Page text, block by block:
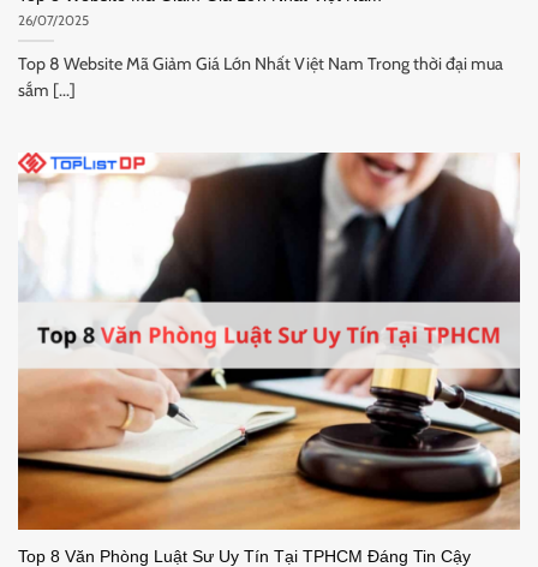
26/07/2025
Top 8 Website Mã Giảm Giá Lớn Nhất Việt Nam Trong thời đại mua
sắm [...]
Top 8 Văn Phòng Luật Sư Uy Tín Tại TPHCM Đáng Tin Cậy